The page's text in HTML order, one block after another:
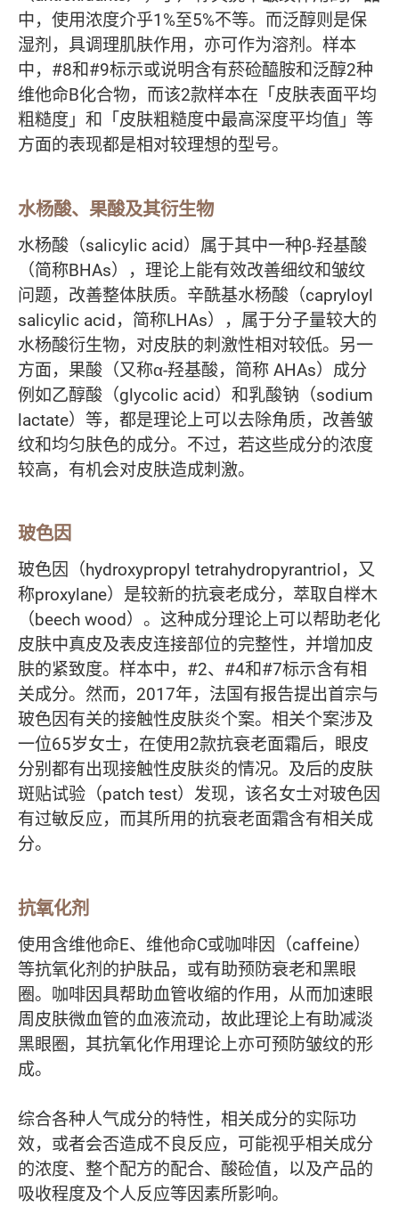
中，使用浓度介乎1%至5%不等。而泛醇则是保
湿剂，具调理肌肤作用，亦可作为溶剂。样本
中，#8和#9标示或说明含有菸硷醯胺和泛醇2种
维他命B化合物，而该2款样本在「皮肤表面平均
粗糙度」和「皮肤粗糙度中最高深度平均值」等
方面的表现都是相对较理想的型号。
水杨酸、果酸及其衍生物
水杨酸（salicylic acid）属于其中一种β-羟基酸
（简称BHAs），理论上能有效改善细纹和皱纹
问题，改善整体肤质。辛酰基水杨酸（capryloyl
salicylic acid，简称LHAs），属于分子量较大的
水杨酸衍生物，对皮肤的刺激性相对较低。另一
方面，果酸（又称α-羟基酸，简称 AHAs）成分
例如乙醇酸（glycolic acid）和乳酸钠（sodium
lactate）等，都是理论上可以去除角质，改善皱
纹和均匀肤色的成分。不过，若这些成分的浓度
较高，有机会对皮肤造成刺激。
玻色因
玻色因（hydroxypropyl tetrahydropyrantriol，又
称proxylane）是较新的抗衰老成分，萃取自榉木
（beech wood）。这种成分理论上可以帮助老化
皮肤中真皮及表皮连接部位的完整性，并增加皮
肤的紧致度。样本中，#2、#4和#7标示含有相
关成分。然而，2017年，法国有报告提出首宗与
玻色因有关的接触性皮肤炎个案。相关个案涉及
一位65岁女士，在使用2款抗衰老面霜后，眼皮
分别都有出现接触性皮肤炎的情况。及后的皮肤
斑贴试验（patch test）发现，该名女士对玻色因
有过敏反应，而其所用的抗衰老面霜含有相关成
分。
抗氧化剂
使用含维他命E、维他命C或咖啡因（caffeine）
等抗氧化剂的护肤品，或有助预防衰老和黑眼
圈。咖啡因具帮助血管收缩的作用，从而加速眼
周皮肤微血管的血液流动，故此理论上有助减淡
黑眼圈，其抗氧化作用理论上亦可预防皱纹的形
成。
综合各种人气成分的特性，相关成分的实际功
效，或者会否造成不良反应，可能视乎相关成分
的浓度、整个配方的配合、酸硷值，以及产品的
吸收程度及个人反应等因素所影响。